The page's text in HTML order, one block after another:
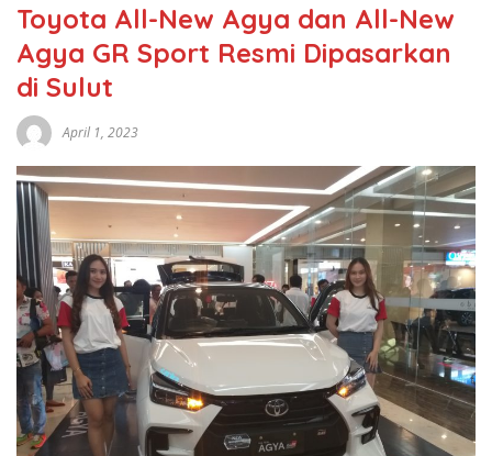
Toyota All-New Agya dan All-New
Agya GR Sport Resmi Dipasarkan
di Sulut
April 1, 2023